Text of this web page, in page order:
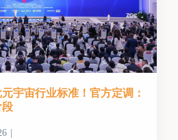
宇宙行业标准！官方定调：
|